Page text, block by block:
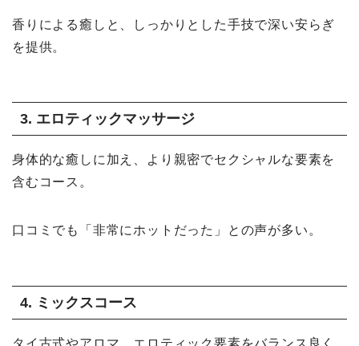
香りによる癒しと、しっかりとした手技で深い安らぎ
を提供。
3. エロティックマッサージ
身体的な癒しに加え、より親密でセクシャルな要素を
含むコース。
口コミでも「非常にホットだった」との声が多い。
4. ミックスコース
タイ古式やアロマ、エロティック要素をバランス良く